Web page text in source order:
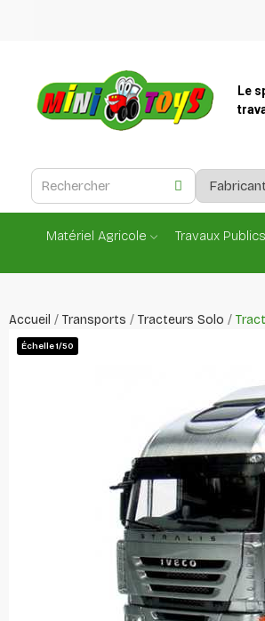
Le
Matériel Agricole Travaux Publics
Accueil Transports Tracteurs Solo
Échelle 1/50